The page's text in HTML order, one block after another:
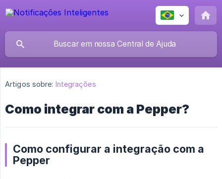
Artigos sobre: Integrações
Como integrar com a Pepper?
Como configurar a integração com a
Pepper